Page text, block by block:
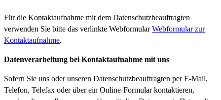
Für die Kontaktaufnahme mit dem Datenschutzbeauftragten
verwenden Sie bitte das verlinkte WebformularWebformular zur
Kontaktaufnahme.
Datenverarbeitung bei Kontaktaufnahme mit uns
Sofern Sie uns oder unseren Datenschutzbeauftragten per E-Mail,
Telefon, Telefax oder über ein Online-Formular kontaktieren,